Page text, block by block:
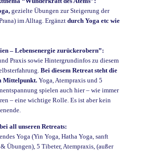
gezielte Übungen zur Steigerung der
im Alltag. Ergänzt durch Yoga etc wie
– Lebensenergie zurückerobern”:
Praxis sowie Hintergrundinfos zu diesem
Bei diesem Retreat steht die
Mittelpunkt.Yoga, Atempraxis und 5
spielen auch hier – wie immer
– eine wichtige Rolle. Es ist aber kein
all unseren Retreats:
Yoga (Yin Yoga, Hatha Yoga, sanft
Übungen), 5 Tibeter, Atempraxis, (außer